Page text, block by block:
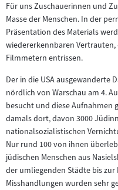
Für uns Zuschauerinnen und
Masse der Menschen. In der
Präsentation des Materials
wiedererkennbaren
Filmmetern entrissen.
Der in die USA ausgewanderte
nördlich von Warschau am 4.
besucht und diese Aufnahmen
damals dort, davon 3000
nationalsozialistischen
Nur rund 100 von ihnen
jüdischen Menschen aus
der umliegenden Städte bis
Misshandlungen wurden sehr